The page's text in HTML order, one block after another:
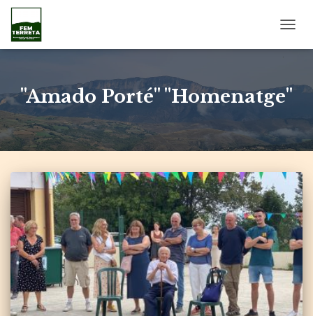
LA
"Amado Porté" "Homenatge"